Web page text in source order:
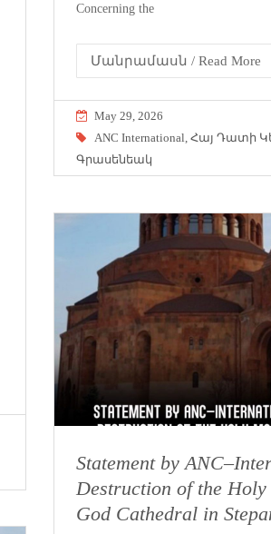
Concerning the
Մանրամասն / Read More
May 29, 2026
ANC International Հայ Դատի
Գրասենեակ
Statement by
Destruction of the
God Cathedral in